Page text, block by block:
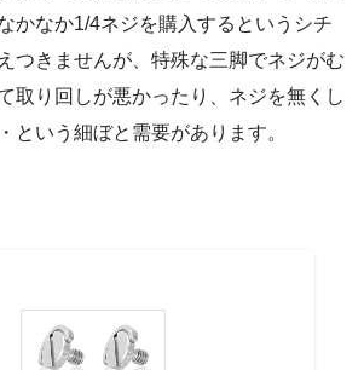
かなか1/4ネジを購入するというシチ
つきませんが、特殊な三脚でネジがむ
取り回しが悪かったり、ネジを無くし
という細ぼと需要があります。